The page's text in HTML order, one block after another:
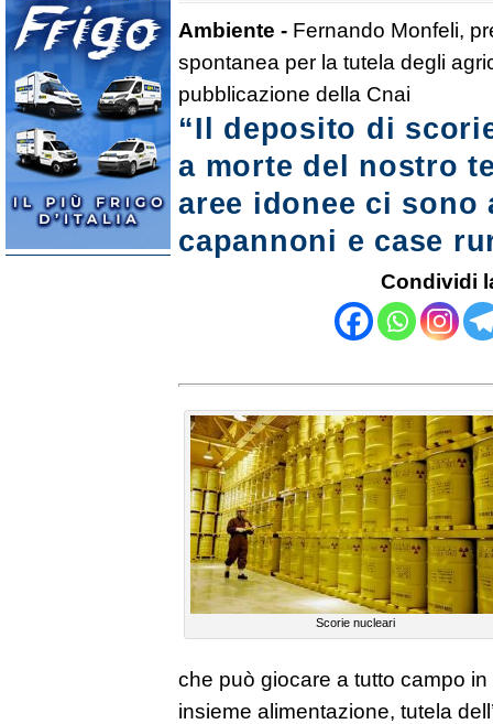
Ambiente - Fernando Monfeli,
spontanea per la tutela degli
pubblicazione della Cnai
“Il deposito di
a morte del nostro
aree idonee ci sono
capannoni e case
Condividi
Scorie nucleari
che può giocare a tutto campo
insieme alimentazione, tutela